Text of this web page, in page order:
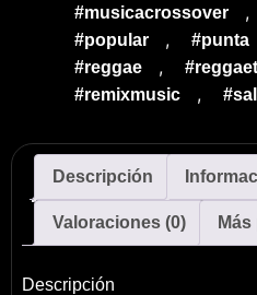
#musicacrossover ,
#popular , #punta
#reggae ,
#remixmusic ,
Descripción
Valoraciones (0)
Descripción